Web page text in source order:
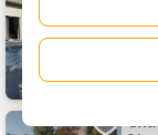
6